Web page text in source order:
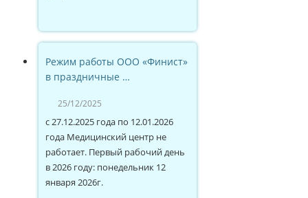
Режим работы ООО «Финист»
в праздничные …
25/12/2025
с 27.12.2025 года по 12.01.2026
года Медицинский центр не
работает. Первый рабочий день
в 2026 году: понедельник 12
января 2026г.